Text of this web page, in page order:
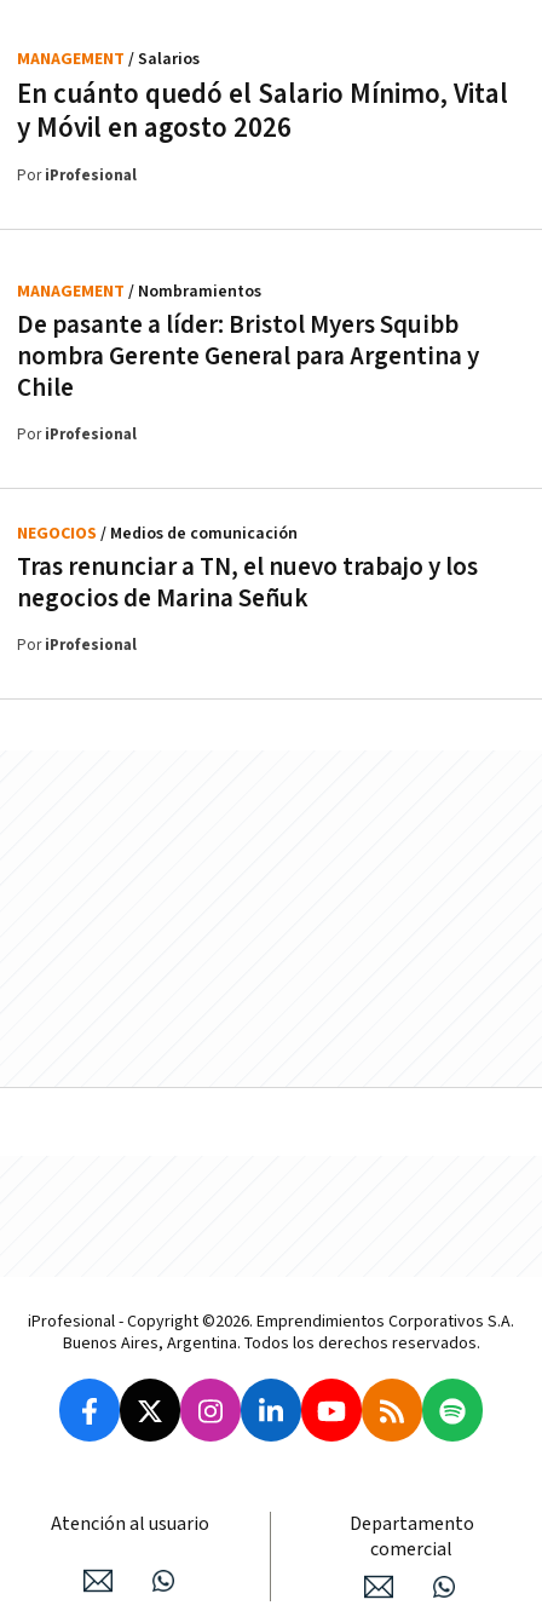
En cuánto quedó el Salario Mínimo, Vital
y Móvil en agosto 2026
MANAGEMENT / Salarios
PoriProfesional
De pasante a líder: Bristol Myers Squibb
nombra Gerente General para Argentina y
Chile
MANAGEMENT / Nombramientos
PoriProfesional
Tras renunciar a TN, el nuevo trabajo y los
negocios de Marina Señuk
NEGOCIOS / Medios de comunicación
PoriProfesional
iProfesional - Copyright ©2026. Emprendimientos Corporativos S.A.
Buenos Aires, Argentina. Todos los derechos reservados.
Atención al usuario
Departamento
comercial